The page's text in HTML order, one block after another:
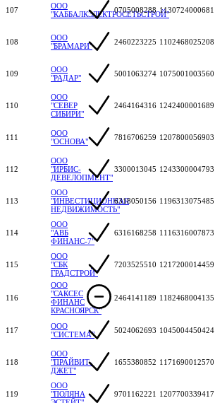
107
ООО
"КАББАЛКЭЛЕКТРОСЕТЬСТРОЙ"
0705008288 1130724000681
108
ООО
"БРАМАРИ"
2460223225 1102468025208
109
ООО
"РАДАР"
5001063274 1075001003560
110
ООО
"СЕВЕР
СИБИРИ"
2464164316 1242400001689
111
ООО
"ОСНОВА"
7816706259 1207800056903
112
ООО
"ИРБИС-
ДЕВЕЛОПМЕНТ"
3300013045 1243300004793
113
ООО
"ИНВЕСТИЦИОННАЯ
НЕДВИЖИМОСТЬ"
6318050156 1196313075485
114
ООО
"АВБ
ФИНАНС-7"
6316168258 1116316007873
115
ООО
"СБК
ГРАДСТРОЙ"
7203525510 1217200014459
116
ООО
"САКСЕС
ФИНАНС
КРАСНОЯРСК"
2464141189 1182468004135
117
ООО
"СИСТЕМА"
5024062693 1045004450424
118
ООО
"ПРАЙВИТ-
ДЖЕТ"
1655380852 1171690012570
119
ООО
"ПОЛЯНА
9701162221 1207700339417